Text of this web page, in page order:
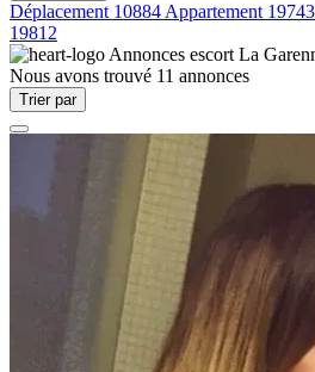
Déplacement 10884 Appartement 19743
19812
Annonces escort La
Nous avons trouvé 11 annonces
Trier par